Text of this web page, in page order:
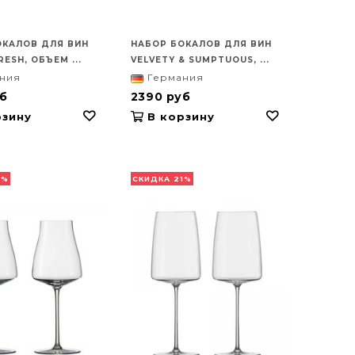
ДЛЯ ВИН
ОБЪЕМ ...
НАБОР БОКАЛОВ ДЛЯ ВИН
VELVETY & SUMPTUOUS, ...
Германия
2390 руб
В корзину
СКИДКА 21%